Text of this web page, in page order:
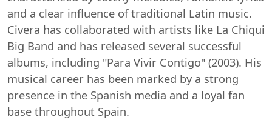
and a clear influence of traditional Latin music.
Civera has collaborated with artists like La Chiqui
Big Band and has released several successful
albums, including "Para Vivir Contigo" (2003). His
musical career has been marked by a strong
presence in the Spanish media and a loyal fan
base throughout Spain.